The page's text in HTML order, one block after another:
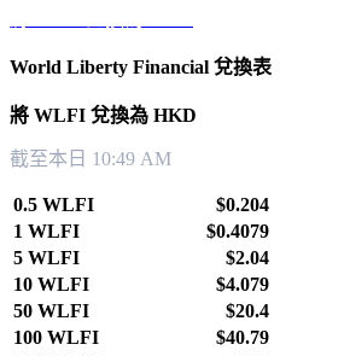
World Liberty Financial 兌換表
將 WLFI 兌換為 HKD
截至本日 10:49 AM
0.5 WLFI
$0.204
1 WLFI
$0.4079
5 WLFI
$2.04
10 WLFI
$4.079
50 WLFI
$20.4
100 WLFI
$40.79